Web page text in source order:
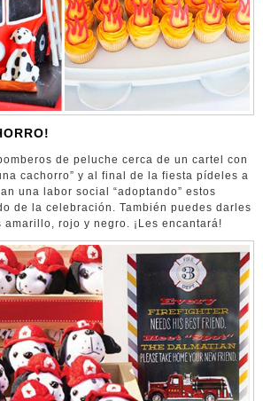
de peluche cerca de un cartel con
cachorro” y al final de la fiesta pídeles a
una labor social “adoptando” estos
de la celebración. También puedes darles
rojo y negro. ¡Les encantará!